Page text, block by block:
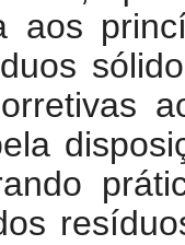
aos